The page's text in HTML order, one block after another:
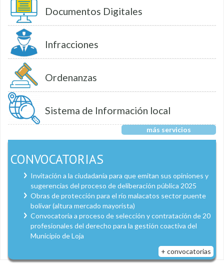
Documentos Digitales
Infracciones
Ordenanzas
Sistema de Información local
más servicios
CONVOCATORIAS
Invitación a la ciudadanía para que emitan sus opiniones y
sugerencias del proceso de deliberación pública 2025
Obras de protección para el río malacatos sector puente
bolívar (altura mercado mayorista)
Convocatoria a proceso de selección y contratación de 20
profesionales del derecho para la gestión coactiva del
Municipio de Loja
+ convocatorias